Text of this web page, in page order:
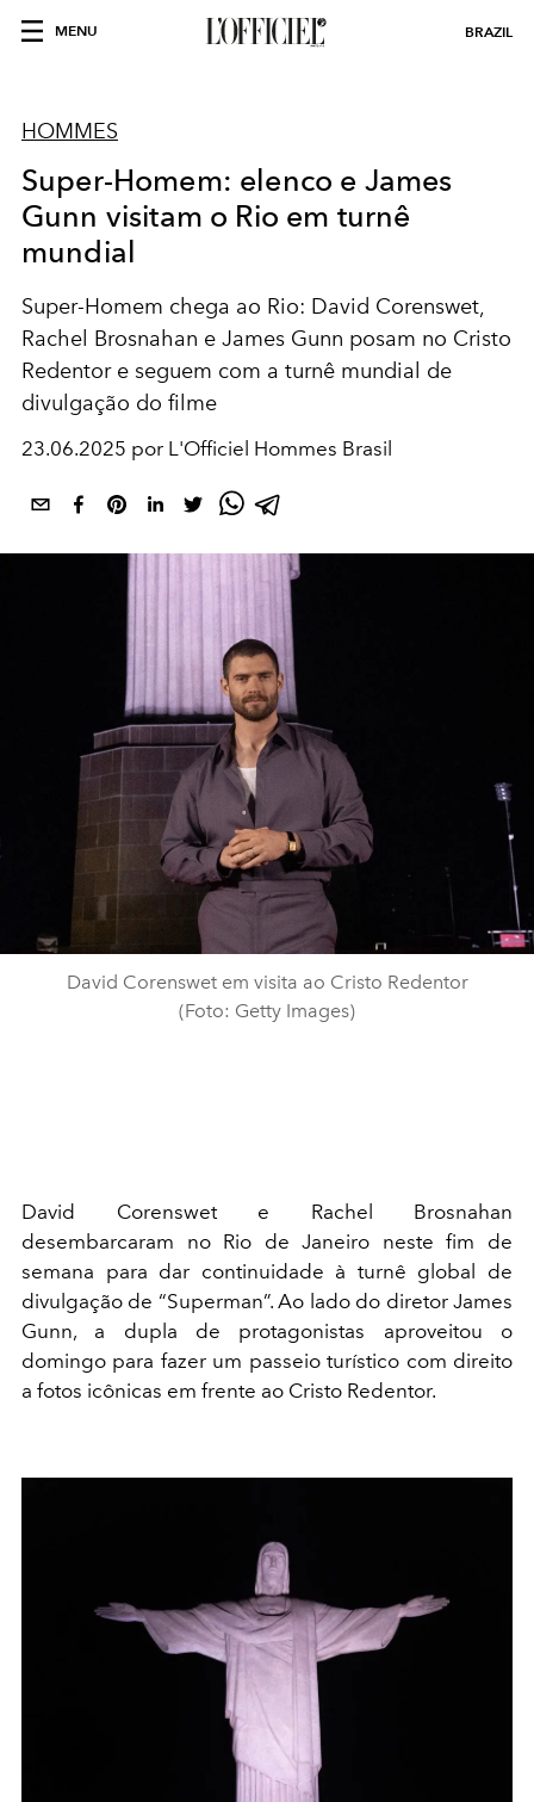
MENU BRAZIL
HOMMES
Super-Homem: elenco e James
Gunn visitam o Rio em turnê
mundial
Super-Homem chega ao Rio: David Corenswet,
Rachel Brosnahan e James Gunn posam no Cristo
Redentor e seguem com a turnê mundial de
divulgação do filme
23.06.2025 por L'Officiel Hommes Brasil
David Corenswet em visita ao Cristo Redentor
(Foto: Getty Images)
David Corenswet e Rachel Brosnahan
desembarcaram no Rio de Janeiro neste fim de
semana para dar continuidade à turnê global de
divulgação de “Superman”. Ao lado do diretor James
Gunn, a dupla de protagonistas aproveitou o
domingo para fazer um passeio turístico com direito
a fotos icônicas em frente ao Cristo Redentor.